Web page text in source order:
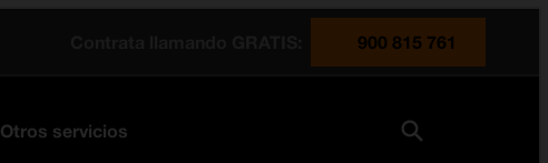
900 815 761
Otros servicios